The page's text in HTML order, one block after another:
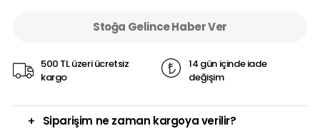
Stoğa Gelince Haber Ver
500 TL üzeri ücretsiz
kargo
14 gün içinde iade
değişim
+ Siparişim ne zaman kargoya verilir?